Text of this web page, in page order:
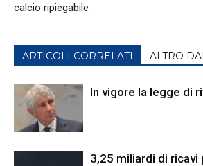
calcio ripiegabile
ARTICOLI CORRELATI ALTRO
In vigore la legge di
3,25 miliardi di ricavi